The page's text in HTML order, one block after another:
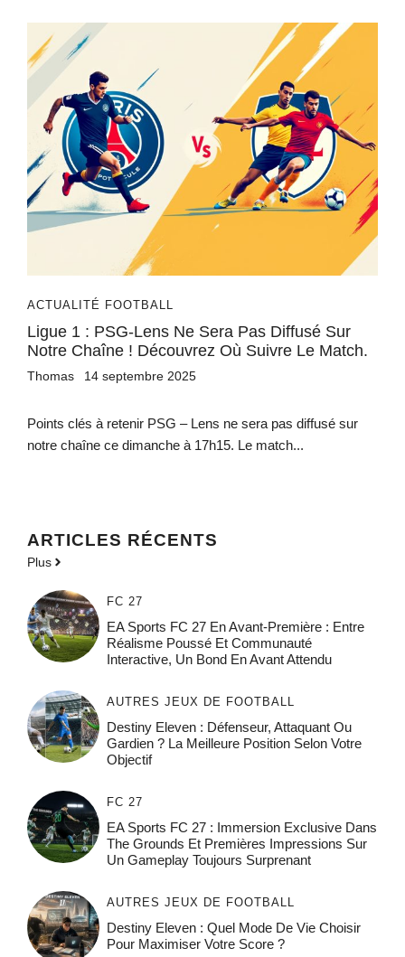
ACTUALITÉ FOOTBALL
Ligue 1 : PSG-Lens Ne Sera Pas Diffusé Sur
Notre Chaîne ! Découvrez Où Suivre Le Match.
Thomas 14 septembre 2025
Points clés à retenir PSG – Lens ne sera pas diffusé sur
notre chaîne ce dimanche à 17h15. Le match...
ARTICLES RÉCENTS
Plus
FC 27
EA Sports FC 27 En Avant-Première : Entre
Réalisme Poussé Et Communauté
Interactive, Un Bond En Avant Attendu
AUTRES JEUX DE FOOTBALL
Destiny Eleven : Défenseur, Attaquant Ou
Gardien ? La Meilleure Position Selon Votre
Objectif
FC 27
EA Sports FC 27 : Immersion Exclusive Dans
The Grounds Et Premières Impressions Sur
Un Gameplay Toujours Surprenant
AUTRES JEUX DE FOOTBALL
Destiny Eleven : Quel Mode De Vie Choisir
Pour Maximiser Votre Score ?